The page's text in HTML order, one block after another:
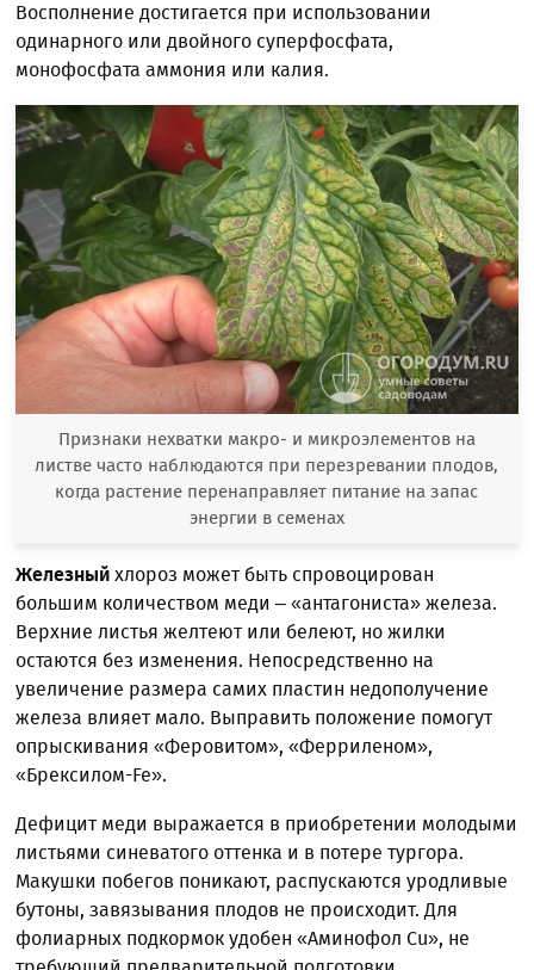
Восполнение достигается при использовании
одинарного или двойного суперфосфата,
монофосфата аммония или калия.
Признаки нехватки макро- и микроэлементов на
листве часто наблюдаются при перезревании плодов,
когда растение перенаправляет питание на запас
энергии в семенах
Железный хлороз может быть спровоцирован
большим количеством меди – «антагониста» железа.
Верхние листья желтеют или белеют, но жилки
остаются без изменения. Непосредственно на
увеличение размера самих пластин недополучение
железа влияет мало. Выправить положение помогут
опрыскивания «Феровитом», «Ферриленом»,
«Брексилом-Fe».
Дефицит меди выражается в приобретении молодыми
листьями синеватого оттенка и в потере тургора.
Макушки побегов поникают, распускаются уродливые
бутоны, завязывания плодов не происходит. Для
фолиарных подкормок удобен «Аминофол Cu», не